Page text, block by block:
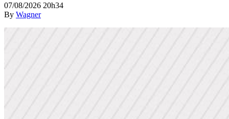
07/08/2026 20h34
By Wagner